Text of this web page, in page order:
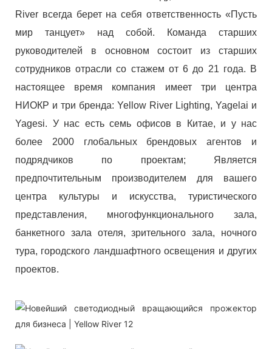
River всегда берет на себя ответственность «Пусть
мир танцует» над собой. Команда старших
руководителей в основном состоит из старших
сотрудников отрасли со стажем от 6 до 21 года. В
настоящее время компания имеет три центра
НИОКР и три бренда: Yellow River Lighting, Yagelai и
Yagesi. У нас есть семь офисов в Китае, и у нас
более 2000 глобальных брендовых агентов и
подрядчиков по проектам; Является
предпочтительным производителем для вашего
центра культуры и искусства, туристического
представления, многофункционального зала,
банкетного зала отеля, зрительного зала, ночного
тура, городского ландшафтного освещения и других
проектов.